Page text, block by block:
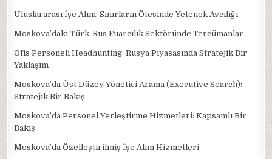
Uluslararası İşe Alım: Sınırların Ötesinde Yetenek Avcılığı
Moskova’daki Türk-Rus Fuarcılık Sektöründe Tercümanlar
Ofis Personeli Headhunting: Rusya Piyasasında Stratejik Bir
Yaklaşım
Moskova’da Üst Düzey Yönetici Arama (Executive Search):
Stratejik Bir Bakış
Moskova’da Personel Yerleştirme Hizmetleri: Kapsamlı Bir
Bakış
Moskova’da Özelleştirilmiş İşe Alım Hizmetleri